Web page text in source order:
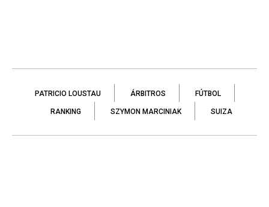
PATRICIO LOUSTAU ÁRBITROS FÚTBOL
RANKING SZYMON MARCINIAK SUIZA